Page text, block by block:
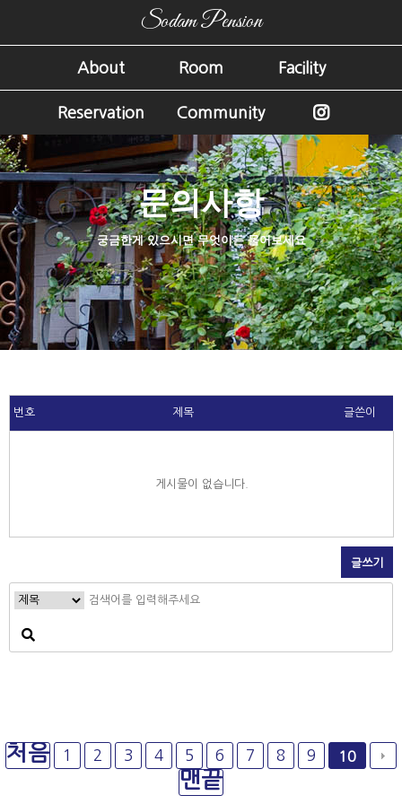
Sodam Pension
About Room Facility
Reservation Community
문의사항
궁금한게 있으시면 무엇이든 물어보세요
번호 제목 글쓴이
게시물이 없습니다.
글쓰기
처음 1 2 3 4 5 6 7 8 9 10
맨끝